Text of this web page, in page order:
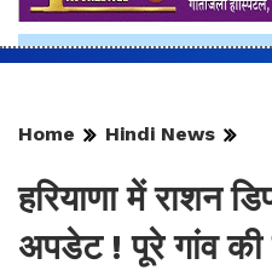
Home Hindi News
हरियाणा में राशन
अपडेट ! पूरे गांव की